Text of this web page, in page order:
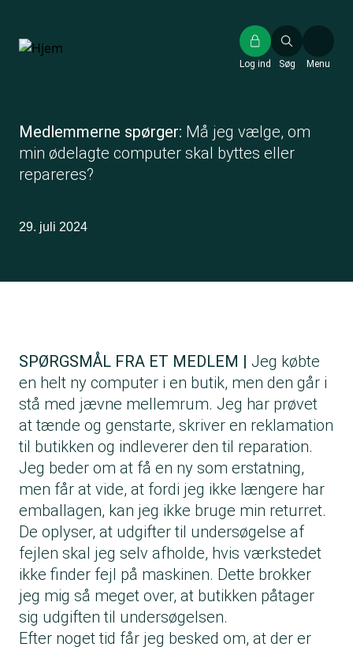
hovedindhold
Søg
Log ind Menu
Medlemmerne spørger: Må jeg vælge, om
min ødelagte computer skal byttes eller
repareres?
29. juli 2024
SPØRGSMÅL FRA ET MEDLEM | Jeg købte
en helt ny computer i en butik, men den går i
stå med jævne mellemrum. Jeg har prøvet
at tænde og genstarte, skriver en reklamation
til butikken og indleverer den til reparation.
Jeg beder om at få en ny som erstatning,
men får at vide, at fordi jeg ikke længere har
emballagen, kan jeg ikke bruge min returret.
De oplyser, at udgifter til undersøgelse af
fejlen skal jeg selv afholde, hvis værkstedet
ikke finder fejl på maskinen. Dette brokker
jeg mig så meget over, at butikken påtager
sig udgiften til undersøgelsen.
Efter noget tid får jeg besked om, at der er